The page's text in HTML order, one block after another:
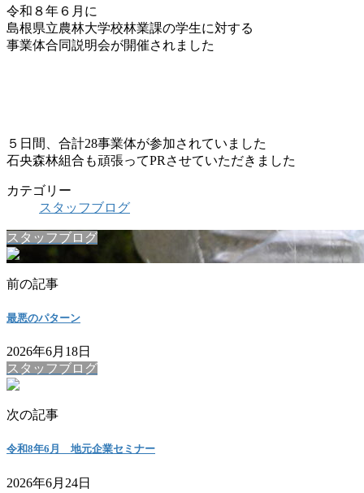
令和８年６月に
島根県立農林大学校林業課の学生に対する
事業体合同説明会が開催されました
５日間、合計28事業体が参加されていました
石央森林組合も頑張ってPRさせていただきました
カテゴリー
スタッフブログ
スタッフブログ
前の記事
最悪のパターン
2026年6月18日
スタッフブログ
次の記事
令和8年6月 地元企業セミナー
2026年6月24日